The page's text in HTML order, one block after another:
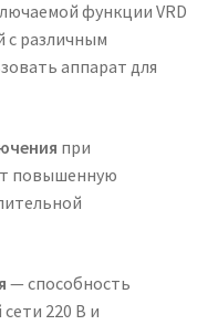
функции VRD
с различным
аппарат для
при
повышенную
— способность
220 В и